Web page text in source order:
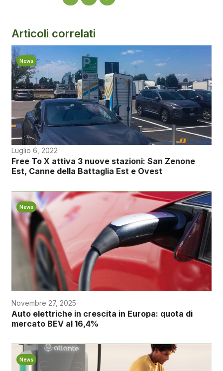
Articoli correlati
News
Luglio 6, 2022
Free To X attiva 3 nuove stazioni: San Zenone
Est, Canne della Battaglia Est e Ovest
News
Novembre 27, 2025
Auto elettriche in crescita in Europa: quota di
mercato BEV al 16,4%
News